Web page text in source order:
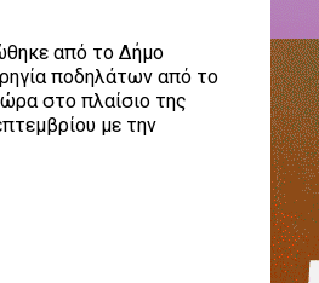
από το Δήμο
ποδηλάτων από το
στο πλαίσιο της
με την